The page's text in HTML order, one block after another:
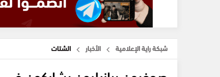
شبكة راية الإعلامية الأخبار الشتات